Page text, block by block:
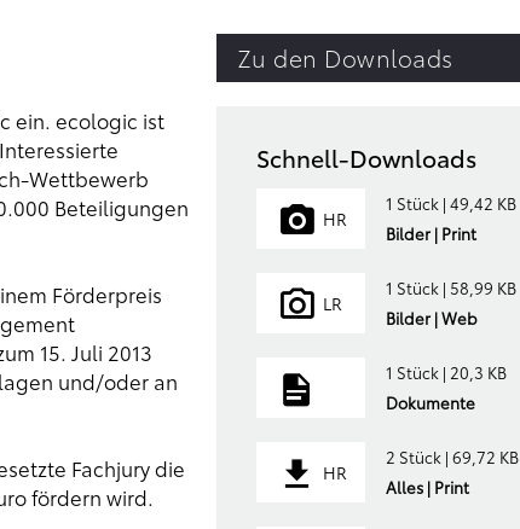
Zu den Downloads
ein. ecologic ist
Wettbewerb
Beteiligungen
Förderpreis
15. Juli 2013
und/oder an
Fachjury die
fördern wird.
Schnell-Downloads
HR
1 Stück | 49,42 KB
Bilder | Print
LR
1 Stück | 58,99 KB
Bilder | Web
1 Stück | 20,3 KB
Dokumente
HR
2 Stück | 69,72 KB
Alles | Print